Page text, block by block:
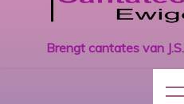
Brengt cantates van